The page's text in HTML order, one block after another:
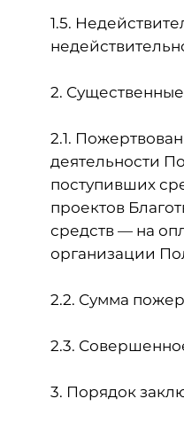
1.5.
2.
2.1.
деятельности
поступивших
проектов
средств — на
организации
2.2. Сумма
2.3.
3. Порядок